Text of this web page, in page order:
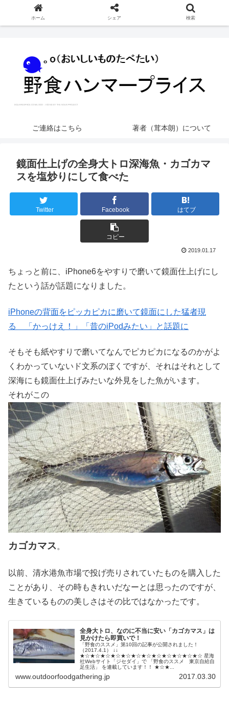
ご連絡はこちら 著者（茸本朗）について
鏡面仕上げの全身大トロ深海魚・カゴカマ
スを塩炒りにして食べた
Twitter Facebook はてブ
コピー
2019.01.17
ちょっと前に、iPhone6をやすりで磨いて鏡面仕上げにし
たという話が話題になりました。
iPhoneの背面をピッカピカに磨いて鏡面にした猛者現
る 「かっけえ！」「昔のiPodみたい」と話題に
そもそも紙やすりで磨いてなんでピカピカになるのかがよ
くわかっていないド文系のぼくですが、それはそれとして
深海にも鏡面仕上げみたいな外見をした魚がいます。
それがこの
カゴカマス。
以前、清水港魚市場で投げ売りされていたものを購入した
ことがあり、その時もきれいだなーとは思ったのですが、
生きているものの美しさはその比ではなかったです。
全身大トロ、なのに不当に安い「カゴカマス」は
見かけたら即買いで！
「野食のススメ」第10回の記事が公開されました！
（2017.4.1） ↓↓
★☆★☆★☆★☆★☆★☆★☆★☆★☆★☆★☆★☆ 星海
社Webサイト「ジセダイ」で 「野食のススメ 東京自給自
足生活」 を連載しています！！ ★☆★...
www.outdoorfoodgathering.jp 2017.03.30
ホーム シェア 検索